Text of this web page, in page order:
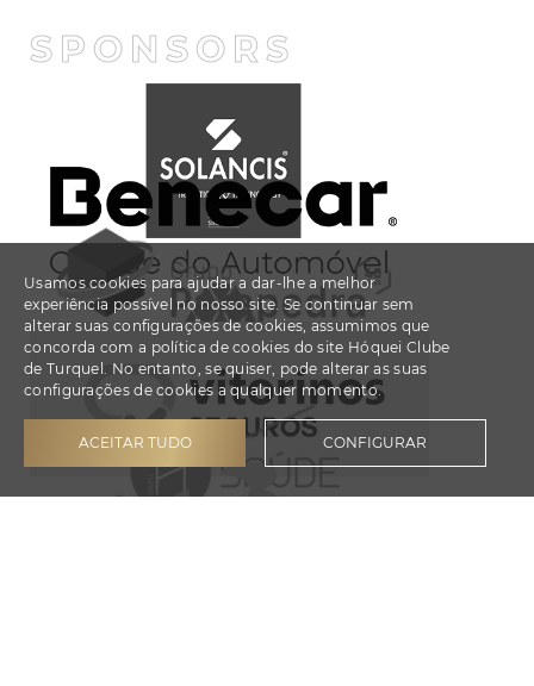
SPONSORS
Usamos cookies para ajudar a dar-lhe a melhor
experiência possível no nosso site. Se continuar sem
alterar suas configurações de cookies, assumimos que
concorda com a política de cookies do site Hóquei Clube
de Turquel. No entanto, se quiser, pode alterar as suas
configurações de cookies a qualquer momento.
ACEITAR TUDO CONFIGURAR